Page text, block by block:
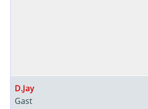
D.Jay
Gast